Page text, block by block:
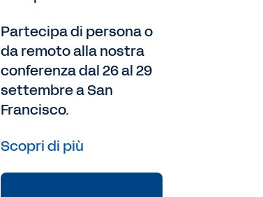
Partecipa di persona o
da remoto alla nostra
conferenza dal 26 al 29
settembre a San
Francisco.
Scopri di più